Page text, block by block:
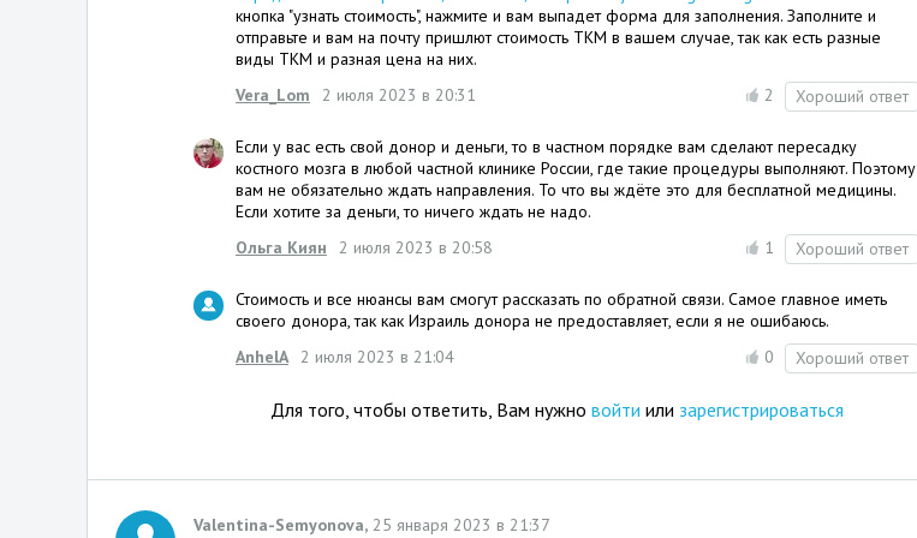
кнопка "узнать стоимость", нажмите и вам выпадет форма для заполнения. Заполните и
отправьте и вам на почту пришлют стоимость ТКМ в вашем случае, так как есть разные
виды ТКМ и разная цена на них.
2
Хороший ответ
Vera_Lom 2 июля 2023 в 20:31
Если у вас есть свой донор и деньги, то в частном порядке вам сделают пересадку
костного мозга в любой частной клинике России, где такие процедуры выполняют. Поэтому
вам не обязательно ждать направления. То что вы ждёте это для бесплатной медицины.
Если хотите за деньги, то ничего ждать не надо.
1
Хороший ответ
Ольга Киян 2 июля 2023 в 20:58
Стоимость и все нюансы вам смогут рассказать по обратной связи. Самое главное иметь
своего донора, так как Израиль донора не предоставляет, если я не ошибаюсь.
0
Хороший ответ
AnhelA 2 июля 2023 в 21:04
Для того, чтобы ответить, Вам нужно войти или зарегистрироваться
Valentina-Semyonova, 25 января 2023 в 21:37